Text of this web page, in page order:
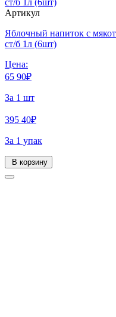
Артикул
Яблочный напиток с
ст/б 1л (6шт)
Цена:
65 90₽
За 1 шт
395 40₽
За 1 упак
В корзину